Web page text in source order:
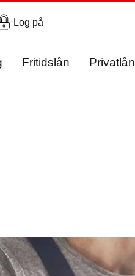
Log på
Fritidslån Privatlån